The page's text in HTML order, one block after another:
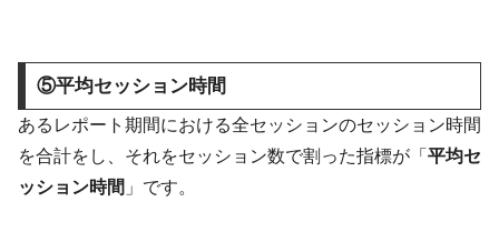
⑤平均セッション時間
あるレポート期間における全セッションのセッション時間
を合計をし、それをセッション数で割った指標が「 平均セ
ッション時間 」です。